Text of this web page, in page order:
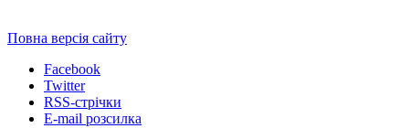
Повна версія сайту
Facebook
Twitter
RSS-стрічки
E-mail розсилка